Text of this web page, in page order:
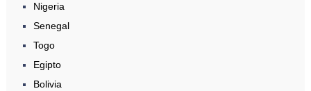
Nigeria
Senegal
Togo
Egipto
Bolivia